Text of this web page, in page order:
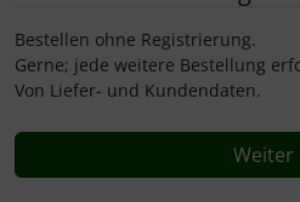
Bestellen ohne Registrierung.
Gerne; jede weitere Bestellung
Von Liefer- und Kundendaten.
Weiter